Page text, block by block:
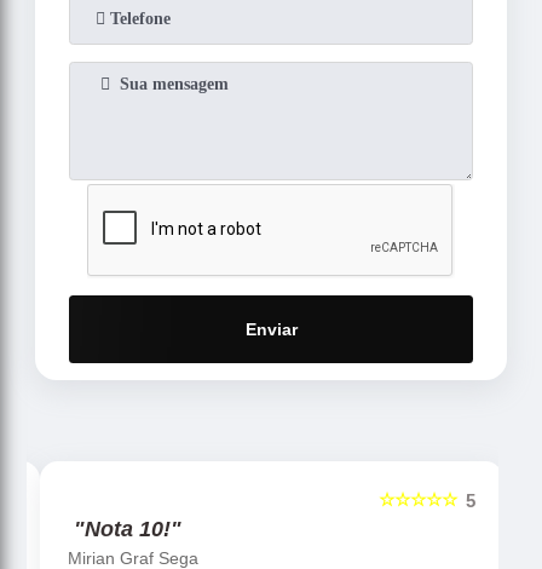
Enviar
5
☆☆☆☆☆
"Nota 10!"
Mirian Graf Sega